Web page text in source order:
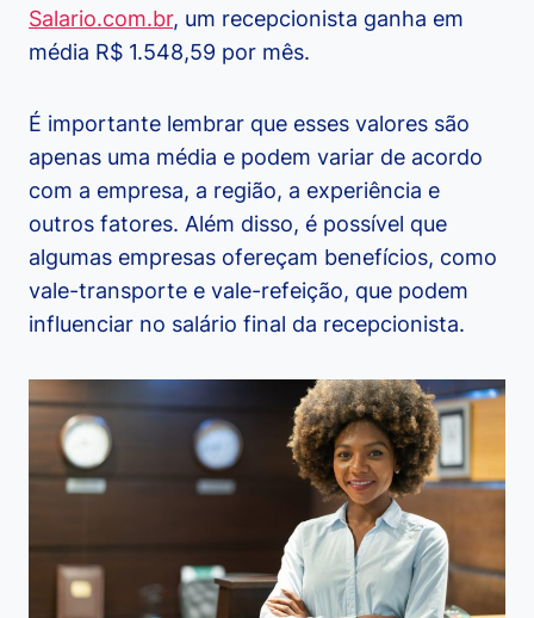
Salario.com.br, um recepcionista ganha em
média R$ 1.548,59 por mês.
É importante lembrar que esses valores são
apenas uma média e podem variar de acordo
com a empresa, a região, a experiência e
outros fatores. Além disso, é possível que
algumas empresas ofereçam benefícios, como
vale-transporte e vale-refeição, que podem
influenciar no salário final da recepcionista.